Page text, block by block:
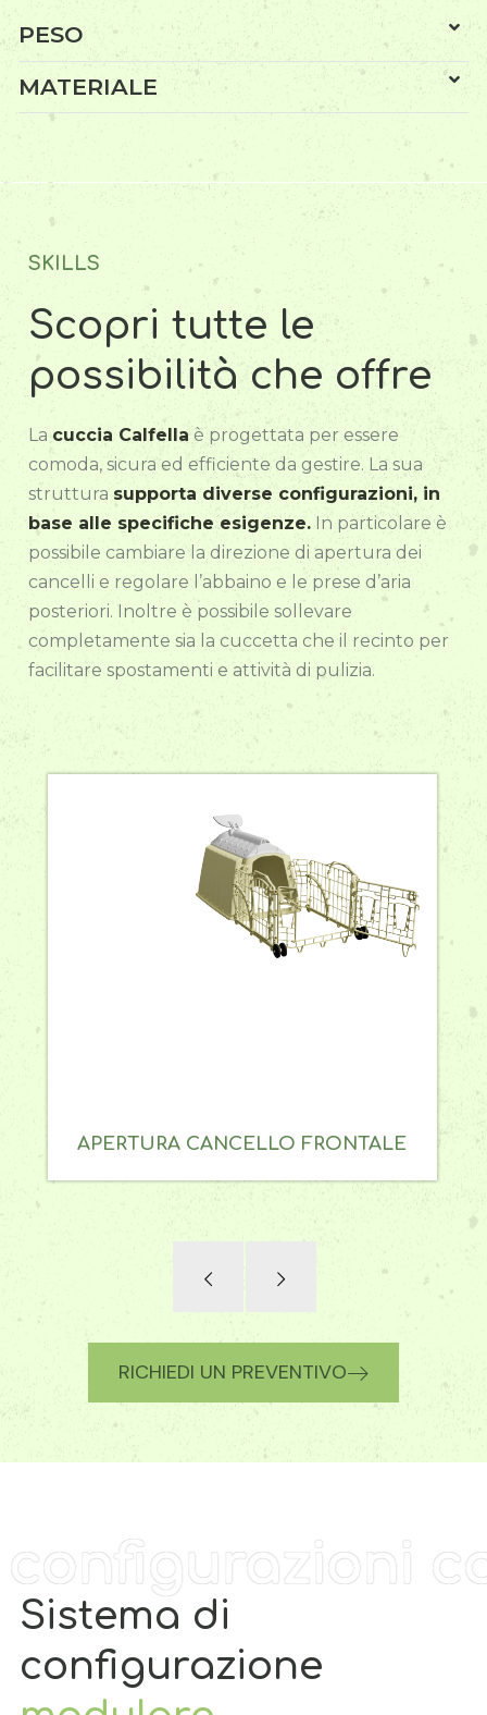
PESO
MATERIALE
SKILLS
Scopri tutte le
possibilità che offre
La cuccia Calfella è progettata per essere
comoda, sicura ed efficiente da gestire. La sua
struttura supporta diverse configurazioni, in
base alle specifiche esigenze. In particolare è
possibile cambiare la direzione di apertura dei
cancelli e regolare l’abbaino e le prese d’aria
posteriori. Inoltre è possibile sollevare
completamente sia la cuccetta che il recinto per
facilitare spostamenti e attività di pulizia.
APERTURA CANCELLO FRONTALE
RICHIEDI UN PREVENTIVO
Sistema di
configurazione